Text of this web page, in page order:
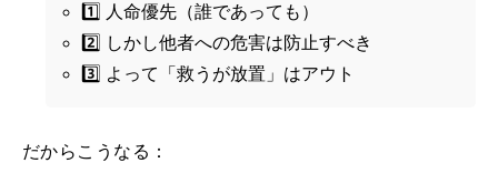
1️⃣ 人命優先（誰であっても）
2️⃣ しかし他者への危害は防止すべき
3️⃣ よって「救うが放置」はアウト
だからこうなる：